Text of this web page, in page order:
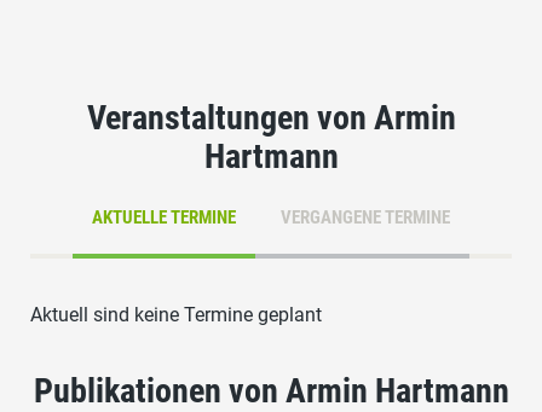
Veranstaltungen von Armin
Hartmann
AKTUELLE TERMINE VERGANGENE TERMINE
Aktuell sind keine Termine geplant
Publikationen von Armin Hartmann